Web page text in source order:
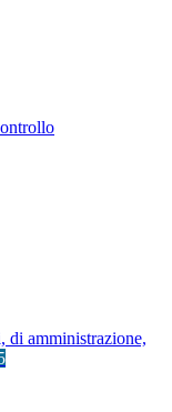
amministrazione,